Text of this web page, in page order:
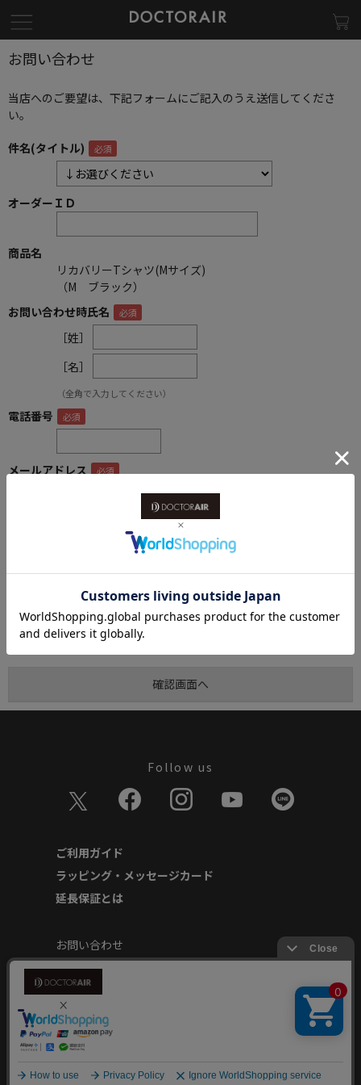
お問い合わせ
当店へのご要望は、下記フォームにご記入のうえ送信してくださ
い。
件名(タイトル)
オーダーＩＤ
商品名
リカバリーTシャツ(Mサイズ)
（M ブラック）
お問い合わせ時氏名
［姓］
［名］
（全角で入力してください）
電話番号
メールアドレス
Follow us
ご利用ガイド
ラッピング・メッセージカード
延長保証とは
お問い合わせ
個人情報の取り扱いについて
特定商取引に基づく表記
商品延長保証規約
安心してご使用いただくために
Copyright © Dream Factory Inc. All rights reserved.